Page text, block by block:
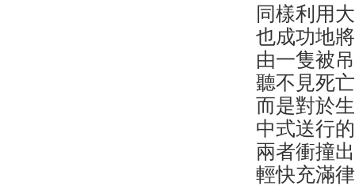
同樣利用
也成功地
由一隻被
聽不見死
而是對於
中式送行
兩者衝撞
輕快充滿